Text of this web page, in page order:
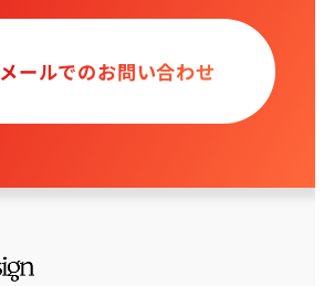
メールでのお問い合わせ